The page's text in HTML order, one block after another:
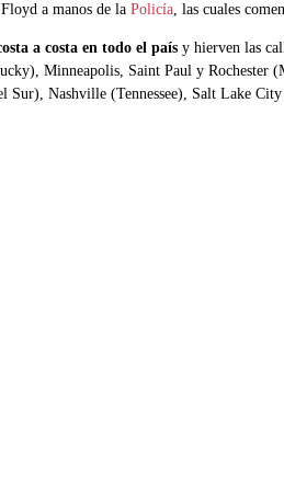
a manos de la Policía, las cuales
a costa en todo el país y hierven las
Minneapolis, Saint Paul y Rochester
Sur), Nashville (Tennessee), Salt Lake